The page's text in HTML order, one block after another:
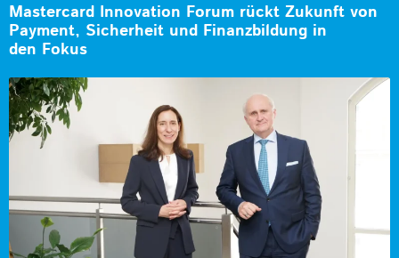
Mastercard Innovation Forum rückt Zukunft von
Payment, Sicherheit und Finanzbildung in
den Fokus